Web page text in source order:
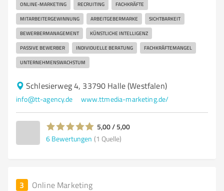
ONLINE-MARKETING RECRUITING FACHKRÄFTE
MITARBEITERGEWINNUNG ARBEITGEBERMARKE SICHTBARKEIT
BEWERBERMANAGEMENT KÜNSTLICHE INTELLIGENZ
PASSIVE BEWERBER INDIVIDUELLE BERATUNG FACHKRÄFTEMANGEL
UNTERNEHMENSWACHSTUM
Schlesierweg 4, 33790 Halle (Westfalen)
info@tt-agency.de www.ttmedia-marketing.de/
5,00 / 5,00
6 Bewertungen (1 Quelle)
3 Online Marketing